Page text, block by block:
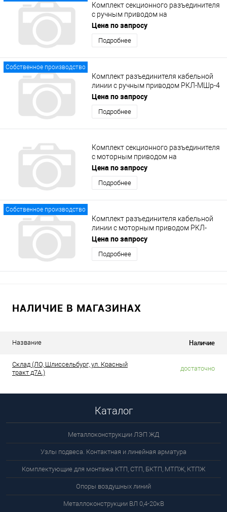
Комплект секционного разъединителя
с ручным приводом на
промежуточной опоре СРП-МШр-3
(8135-1-2.1.0.0.0.00-02)
Цена по запросу
Подробнее
Собственное производство
Комплект разъединителя кабельной
линии с ручным приводом РКЛ-МШр-4
(8135-1-1.1.0.0.0.00-03)
Цена по запросу
Подробнее
Комплект секционного разъединителя
с моторным приводом на
промежуточной опоре СРП-МШм-3
(8135-1-2.2.0.0.0.00-02)
Цена по запросу
Подробнее
Собственное производство
Комплект разъединителя кабельной
линии с моторным приводом РКЛ-
МШм-2 (8135-1-1.2.0.0.0.00-01)
Цена по запросу
Подробнее
НАЛИЧИЕ В МАГАЗИНАХ
Название Наличие
Склад (ЛО, Шлиссельбург, ул. Красный
тракт д7А.)
достаточно
Каталог
Металлоконструкции ЛЭП ЖД
Узлы подвеса. Контактная и линейная арматура
Комплектующие для монтажа КТП, СТП, БКТП, МТПЖ, КТПЖ
Опоры воздушных линий
Металлоконструкции ВЛ 0,4-20кВ